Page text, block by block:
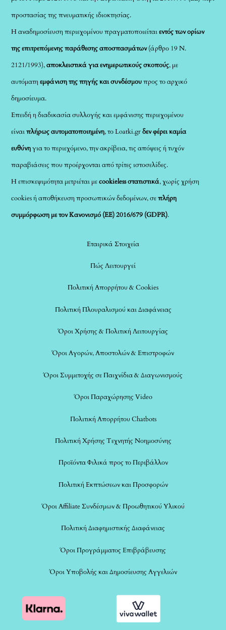
προστασίας της πνευματικής ιδιοκτησίας.
Η αναδημοσίευση περιεχομένου πραγματοποιείταιεντός των ορίων
της επιτρεπόμενης παράθεσης αποσπασμάτων(άρθρο 19 Ν.
2121/1993),αποκλειστικά για ενημερωτικούς σκοπούς, με
αυτόματηεμφάνιση της πηγής και συνδέσμουπρος το αρχικό
δημοσίευμα.
Επειδή η διαδικασία συλλογής και εμφάνισης περιεχομένου
είναιπλήρως αυτοματοποιημένη, το Loatki.grδεν φέρει καμία
ευθύνηγια το περιεχόμενο, την ακρίβεια, τις απόψεις ή τυχόν
παραβιάσεις που προέρχονται από τρίτες ιστοσελίδες.
Η επισκεψιμότητα μετριέται μεcookieless στατιστικά, χωρίς χρήση
cookies ή αποθήκευση προσωπικών δεδομένων, σεπλήρη
συμμόρφωση με τον Κανονισμό (ΕΕ) 2016/679 (GDPR).
Εταιρικά Στοιχεία
Πώς Λειτουργεί
Πολιτική Απορρήτου & Cookies
Πολιτική Πλουραλισμού και Διαφάνειας
Όροι Χρήσης & Πολιτική Λειτουργίας
Όροι Αγορών, Αποστολών & Επιστροφών
Όροι Συμμετοχής σε Παιχνίδια & Διαγωνισμούς
Όροι Παραχώρησης Video
Πολιτική Απορρήτου Chatbots
Πολιτική Χρήσης Τεχνητής Νοημοσύνης
Προϊόντα Φιλικά προς το Περιβάλλον
Πολιτική Εκπτώσεων και Προσφορών
Όροι Affiliate Συνδέσμων & Προωθητικού Υλικού
Πολιτική Διαφημιστικής Διαφάνειας
Όροι Προγράμματος Επιβράβευσης
Όροι Υποβολής και Δημοσίευσης Αγγελιών